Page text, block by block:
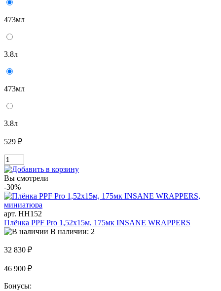
473мл
3.8л
473мл
3.8л
529 ₽
Вы смотрели
-30%
арт. HH152
Плёнка PPF Pro 1,52x15м, 175мк INSANE WRAPPERS
В наличии: 2
32 830 ₽
46 900 ₽
Бонусы: